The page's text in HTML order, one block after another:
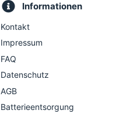
Informationen
Kontakt
Impressum
FAQ
Datenschutz
AGB
Batterieentsorgung